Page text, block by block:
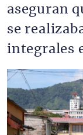
aseguran
se
integrales
Imagen